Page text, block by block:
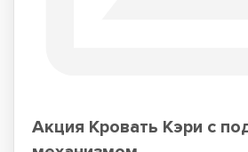
Акция Кровать Кэри с